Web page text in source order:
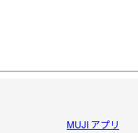
MUJI アプリ